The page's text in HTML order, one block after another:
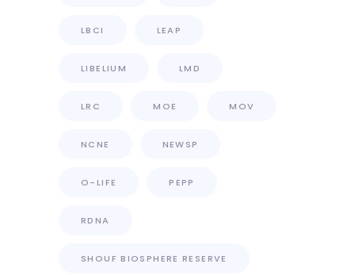
LBCI LEAP
LIBELIUM LMD
LRC MOE MOV
NCNE NEWSP
O-LIFE PEPP
RDNA
SHOUF BIOSPHERE RESERVE